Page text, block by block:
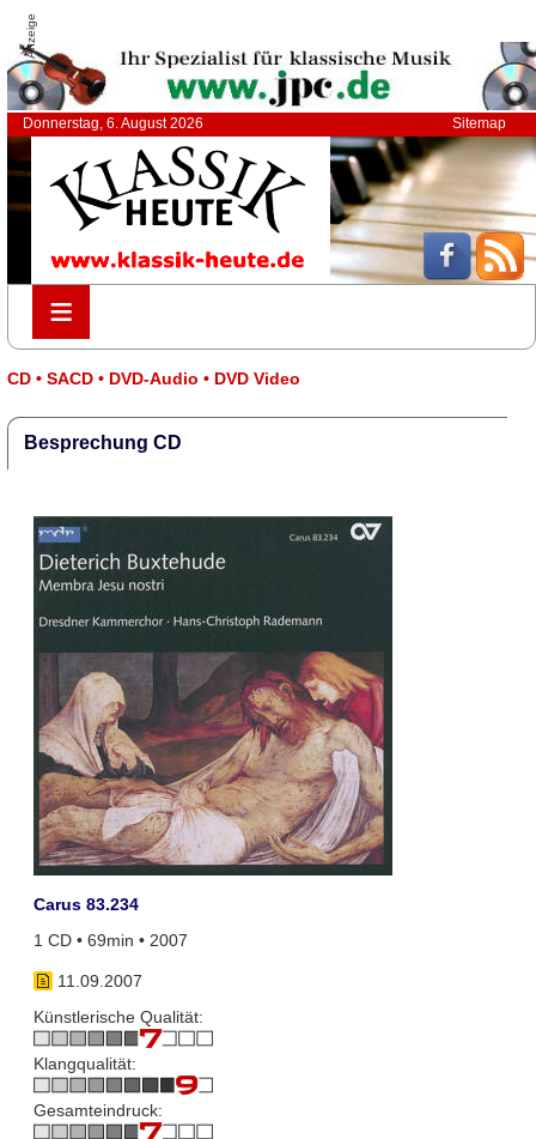
Anzeige
Donnerstag, 6. August 2026 Sitemap
≡
≡
CD • SACD • DVD-Audio • DVD Video
Besprechung CD
Carus 83.234
1 CD • 69min • 2007
11.09.2007
Künstlerische Qualität:
Klangqualität:
Gesamteindruck: